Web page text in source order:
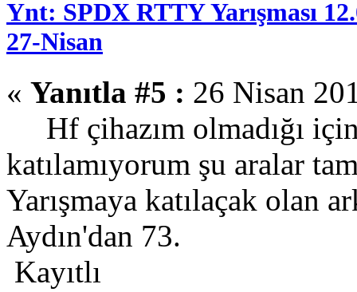
Ynt: SPDX RTTY Yarışması
27-Nisan
« Yanıtla #5 : 26 Nisan
Hf çihazım olmadığı
katılamıyorum şu aralar
Yarışmaya katılaçak olan
Aydın'dan 73.
Kayıtlı